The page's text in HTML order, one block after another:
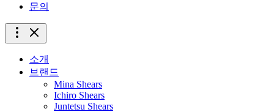
문의
소개
브랜드
Mina Shears
Ichiro Shears
Juntetsu Shears